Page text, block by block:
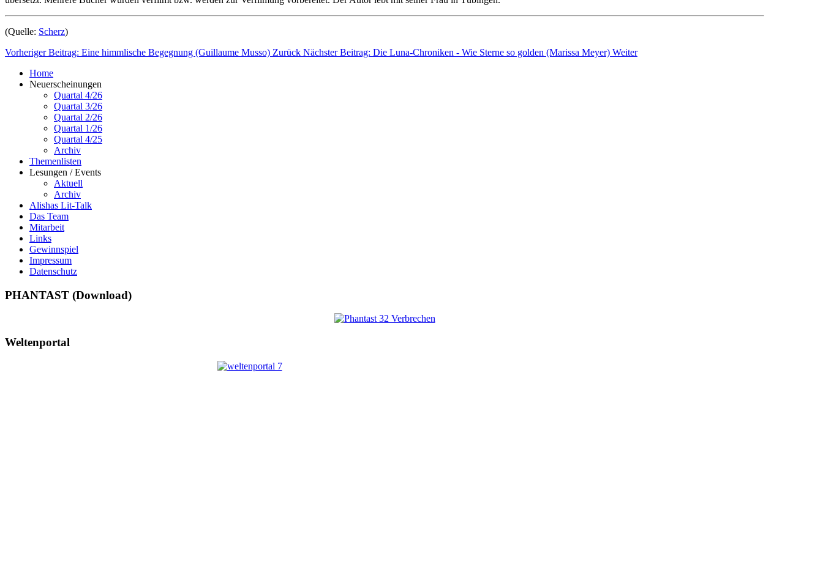
(Quelle: Scherz)
Vorheriger Beitrag: Eine himmlische Begegnung (Guillaume Musso) Zurück Nächster Beitrag: Die Luna-Chroniken - Wie Sterne so golden (Marissa Meyer) Weiter
Home
Neuerscheinungen
Quartal 4/26
Quartal 3/26
Quartal 2/26
Quartal 1/26
Quartal 4/25
Archiv
Themenlisten
Lesungen / Events
Aktuell
Archiv
Alishas Lit-Talk
Das Team
Mitarbeit
Links
Gewinnspiel
Impressum
Datenschutz
PHANTAST (Download)
Weltenportal